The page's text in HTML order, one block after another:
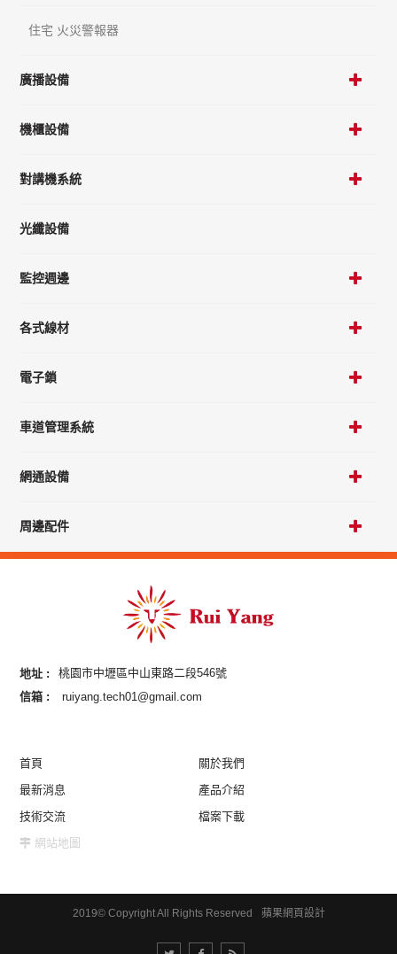
住宅 火災警報器
廣播設備
機櫃設備
對講機系統
光纖設備
監控週邊
各式線材
電子鎖
車道管理系統
網通設備
周邊配件
地址 :
桃園市中壢區中山東路二段546號
信箱 :
ruiyang.tech01@gmail.com
首頁
關於我們
最新消息
產品介紹
技術交流
檔案下載
網站地圖
2019© Copyright All Rights Reserved 蘋果網頁設計